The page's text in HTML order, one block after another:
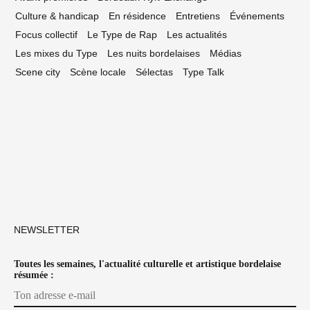
Culture & handicap
En résidence Entretiens
Événements
Focus collectif
Le Type de Rap
Les actualités
Les mixes du Type
Les nuits bordelaises
Médias
Scene city
Scène locale Sélectas Type Talk
NEWSLETTER
Toutes les semaines, l'actualité culturelle et artistique bordelaise
résumée :